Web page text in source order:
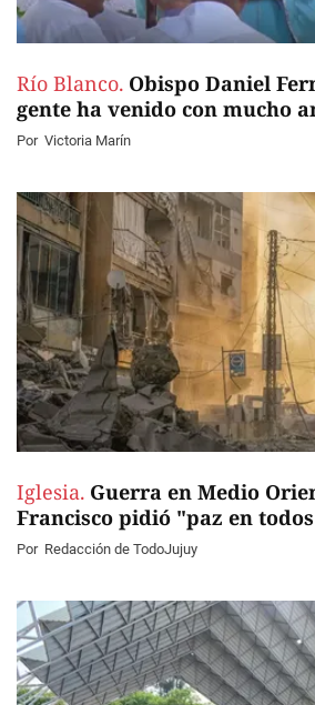
Río Blanco. Obispo Daniel
gente ha venido con mucho
Por Victoria Marín
Iglesia. Guerra en Medio
Francisco pidió "paz en
Por Redacción de TodoJujuy